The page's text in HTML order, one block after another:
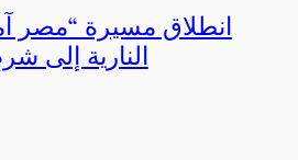
انطلاق مسيرة “مصر
النارية إلى